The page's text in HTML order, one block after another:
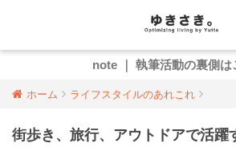
note ｜ 執筆活動の裏側は
ホーム ライフスタイルのあれこれ
街歩き、旅行、アウトドアで活躍